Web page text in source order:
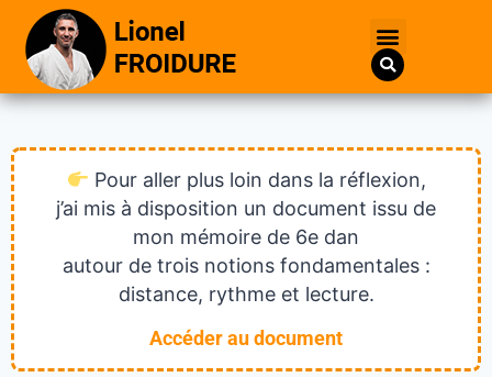
Pour aller plus loin dans la réflexion,
j’ai mis à disposition un document issu de
mon mémoire de 6e dan
autour de trois notions fondamentales :
distance, rythme et lecture.
Accéder au document